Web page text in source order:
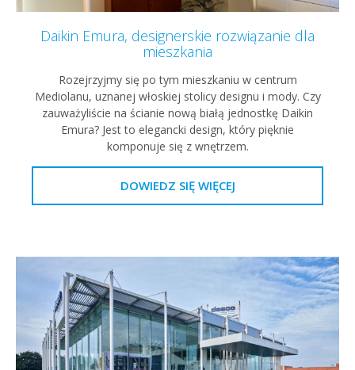
Daikin Emura, designerskie rozwiązanie dla
mieszkania
Rozejrzyjmy się po tym mieszkaniu w centrum
Mediolanu, uznanej włoskiej stolicy designu i mody. Czy
zauważyliście na ścianie nową białą jednostkę Daikin
Emura? Jest to elegancki design, który pięknie
komponuje się z wnętrzem.
DOWIEDZ SIĘ WIĘCEJ